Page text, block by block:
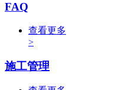
FAQ
查看更多
>
施工管理